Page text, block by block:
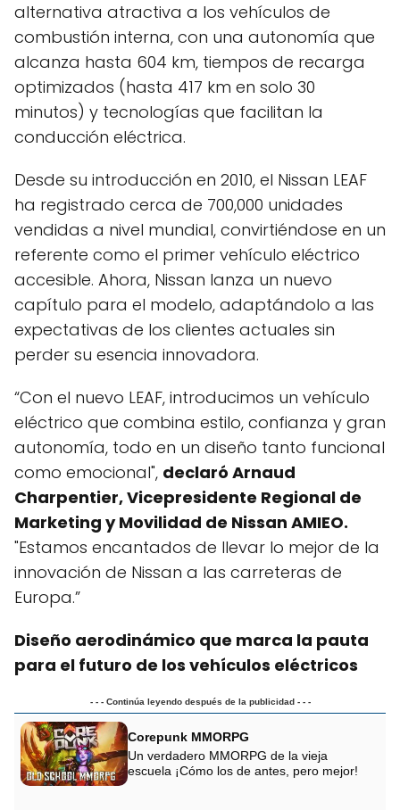
alternativa atractiva a los vehículos de
combustión interna, con una autonomía que
alcanza hasta 604 km, tiempos de recarga
optimizados (hasta 417 km en solo 30
minutos) y tecnologías que facilitan la
conducción eléctrica.
Desde su introducción en 2010, el Nissan LEAF
ha registrado cerca de 700,000 unidades
vendidas a nivel mundial, convirtiéndose en un
referente como el primer vehículo eléctrico
accesible. Ahora, Nissan lanza un nuevo
capítulo para el modelo, adaptándolo a las
expectativas de los clientes actuales sin
perder su esencia innovadora.
“Con el nuevo LEAF, introducimos un vehículo
eléctrico que combina estilo, confianza y gran
autonomía, todo en un diseño tanto funcional
como emocional", declaró Arnaud
Charpentier, Vicepresidente Regional de
Marketing y Movilidad de Nissan AMIEO.
"Estamos encantados de llevar lo mejor de la
innovación de Nissan a las carreteras de
Europa.”
Diseño aerodinámico que marca la pauta
para el futuro de los vehículos eléctricos
- - - Continúa leyendo después de la publicidad - - -
Corepunk MMORPG
Un verdadero MMORPG de la vieja
escuela ¡Cómo los de antes, pero mejor!